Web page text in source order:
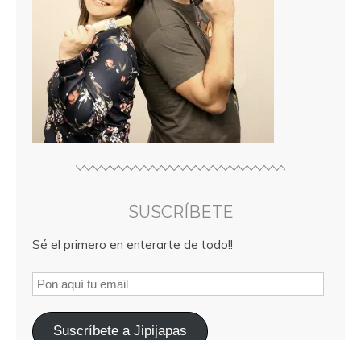
SUSCRÍBETE
Sé el primero en enterarte de todo!!
Suscríbete a Jipijapas